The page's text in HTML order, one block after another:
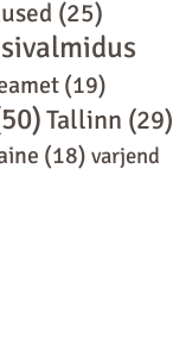
(25)
(19)
Tallinn (29)
(18) varjend